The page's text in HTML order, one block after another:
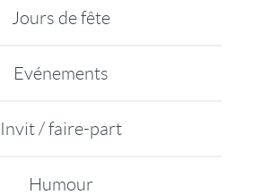
Jours de fête
Evénements
Invit / faire-part
Humour